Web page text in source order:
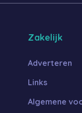
Zakelijk
Adverteren
Links
Algemene